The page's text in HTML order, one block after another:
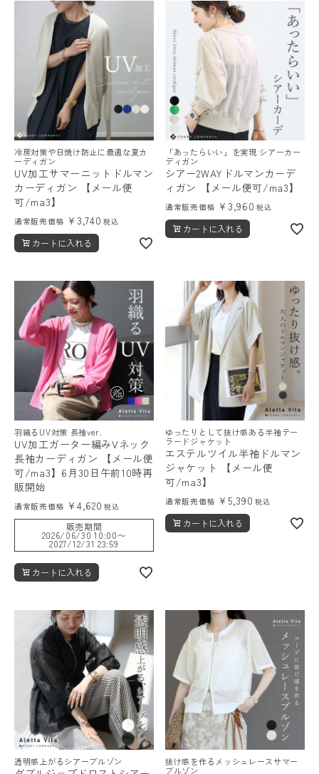
冷房対策や日焼け防止に最適な夏カ
ーディガン
UV加工サマーニットドルマン
カーディガン 【メール便
可/ma3】
通常販売価格 ¥ 3,740 税込
カートに入れる
「あったらいい」を実現 シアーカー
ディガン
シアー2WAYドルマンカーデ
ィガン 【メール便可/ma3】
通常販売価格 ¥ 3,960 税込
カートに入れる
羽織るUV対策 長袖ver.
UV加工ガーター編みVネック
長袖カーディガン 【メール便
可/ma3】6月30日午前10時再
販開始
通常販売価格 ¥ 4,620 税込
販売期間
2026/06/30 10:00〜
2027/12/31 23:59
カートに入れる
ゆったりとして抜け感ある半袖テー
ラードジャケット
エステルツイル半袖ドルマン
ジャケット 【メール便
可/ma3】
通常販売価格 ¥ 5,390 税込
カートに入れる
透明感上がるシアーブルゾン
抜け感を作るメッシュレースサマー
ブルゾン